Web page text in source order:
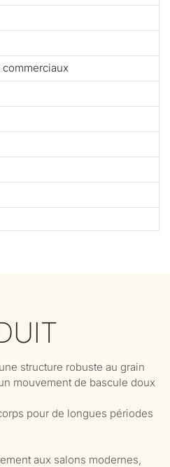
structure robuste au grain
mouvement de bascule doux
pour de longues périodes
aux salons modernes,